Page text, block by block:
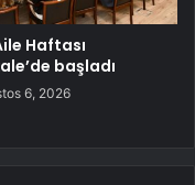
Haftası
başladı
6, 2026